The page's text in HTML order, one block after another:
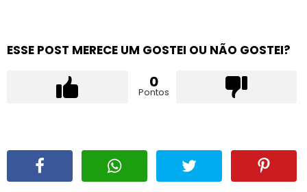
ESSE POST MERECE UM GOSTEI OU NÃO GOSTEI?
0
Pontos